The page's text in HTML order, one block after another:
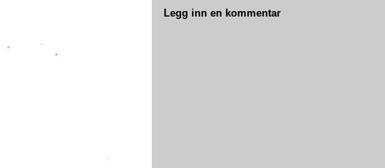
Legg inn en kommentar